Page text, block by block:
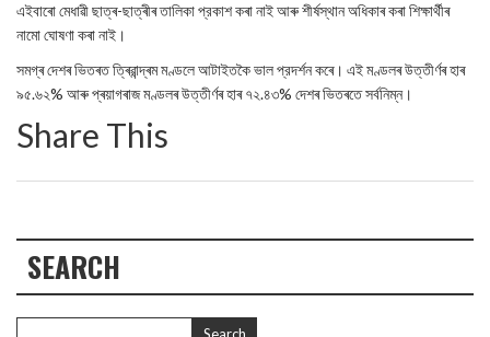
এইবাৰো মেধাৱী ছাত্ৰ-ছাত্ৰীৰ তালিকা প্রকাশ কৰা নাই আৰু শীর্ষস্থান অধিকাৰ কৰা শিক্ষাৰ্থীৰ
নামো ঘোষণা কৰা নাই।
সমগ্ৰ দেশৰ ভিতৰত ত্ৰিৱান্দ্ৰম মণ্ডলে আটাইতকৈ ভাল প্রদর্শন কৰে। এই মণ্ডলৰ উত্তীৰ্ণৰ হাৰ
৯৫.৬২% আৰু প্ৰয়াগৰাজ মণ্ডলৰ উত্তীৰ্ণৰ হাৰ ৭২.৪৩% দেশৰ ভিতৰতে সর্বনিম্ন।
Share This
SEARCH